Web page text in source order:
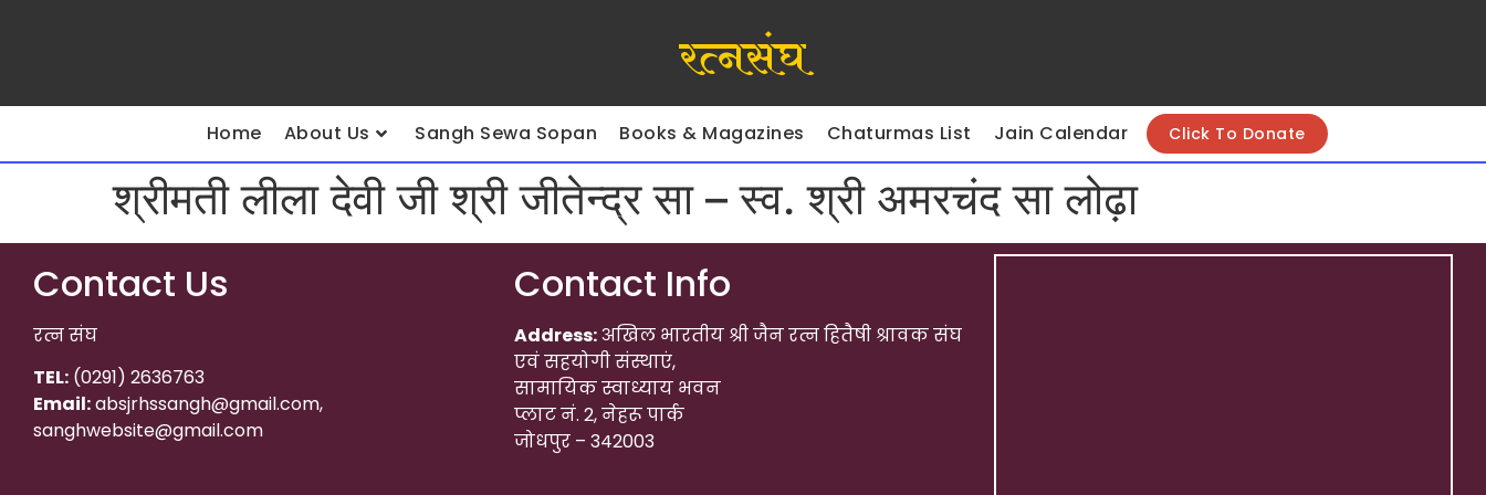
रत्नसंघ
Home About Us Sangh Sewa Sopan Books & Magazines Chaturmas List Jain Calendar Click To Donate
श्रीमती लीला देवी जी श्री जीतेन्द्र सा – स्व. श्री अमरचंद सा लोढ़ा
Contact Us
रत्न संघ
TEL: (0291) 2636763
Email:absjrhssangh@gmail.com,
sanghwebsite@gmail.com
Contact Info
Address:अखिल भारतीय श्री जैन रत्न हितैषी श्रावक संघ
एवं सहयोगी संस्थाएं,
सामायिक स्वाध्याय भवन
प्लाट नं. 2, नेहरू पार्क
जोधपुर – 342003